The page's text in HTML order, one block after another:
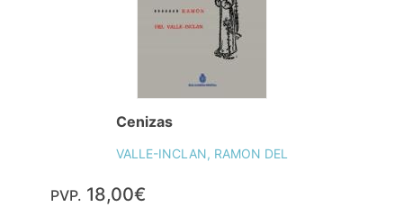
Cenizas
VALLE-INCLAN, RAMON DEL
PVP. 18,00€